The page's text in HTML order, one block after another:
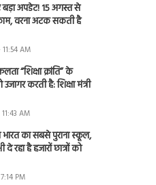
बड़ा अपडेट! 15 अगस्त से
वरना अटक सकती है
AM
“शिक्षा क्रांति” के
करती है: शिक्षा मंत्री
AM
का सबसे पुराना स्कूल,
रहा है हजारों छात्रों को
PM